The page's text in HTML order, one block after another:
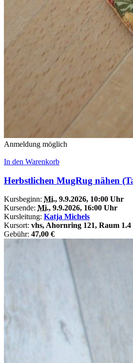
Anmeldung möglich
In den Warenkorb
Herbstlichen MugRug nähen
Kursbeginn: Mi., 9.9.2026, 10:00 Uhr
Kursende: Mi., 9.9.2026, 16:00 Uhr
Kursleitung: Katja Michels
Kursort: vhs, Ahornring 121, Raum 1.4
Gebühr: 47,00 €